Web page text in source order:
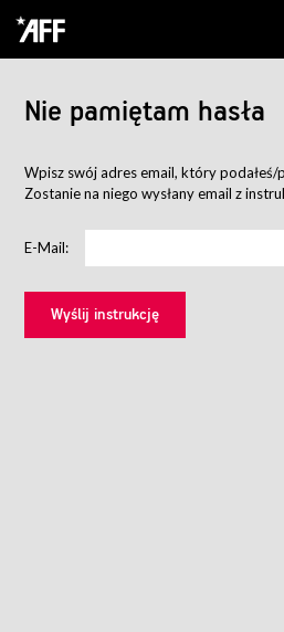
Nie pamiętam hasła
Wpisz swój adres email, który podałeś/
Zostanie na niego wysłany email z
E-Mail: